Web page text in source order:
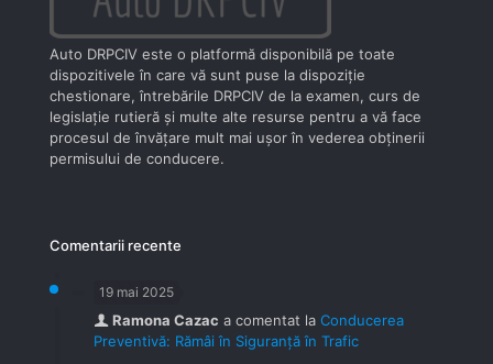
Auto DRPCIV este o platformă disponibilă pe toate
dispozitivele în care vă sunt puse la dispoziţie
chestionare, întrebările DRPCIV de la examen, curs de
legislaţie rutieră şi multe alte resurse pentru a vă face
procesul de învăţare mult mai uşor în vederea obţinerii
permisului de conducere.
Comentarii recente
19 mai 2025
Ramona Cazac a comentat la Conducerea
Preventivă: Rămâi în Siguranță în Trafic